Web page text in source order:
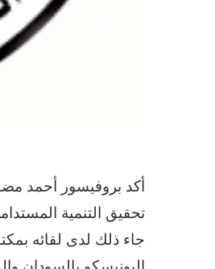
أكد بروفيسور أحمد
تحقيق التنمية
جاء ذلك لدى لقائه